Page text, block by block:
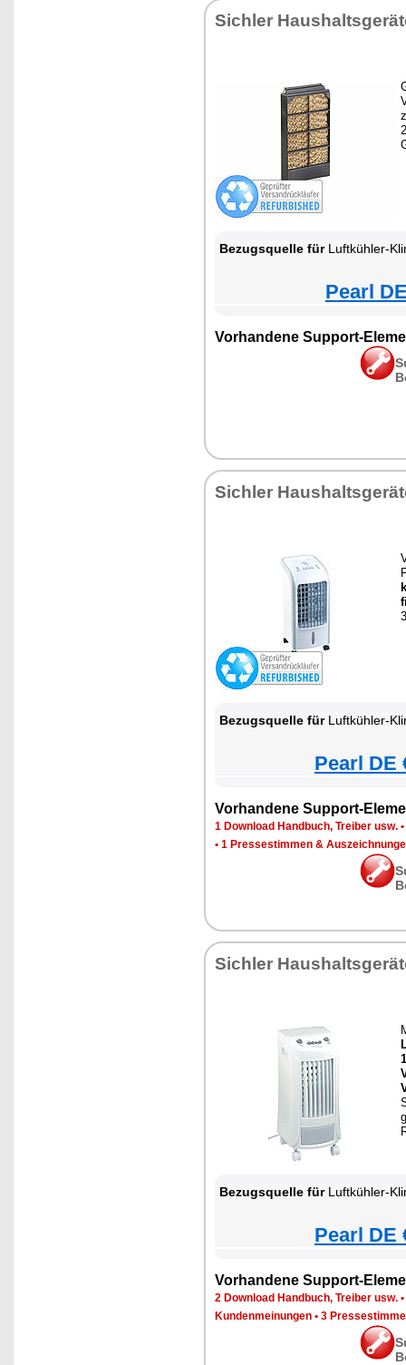
Sichler
Bezugsquelle fürLuftkühler-
Pearl
Vorhandene Support-
Sichler
Bezugsquelle fürLuftkühler-
Pearl DE
Vorhandene Support-
1 Download Handbuch, Treiber usw. •
• 1 Pressestimmen &
Sichler
Bezugsquelle fürLuftkühler-
Pearl DE
Vorhandene Support-
2 Download Handbuch, Treiber usw. •
Kundenmeinungen • 3